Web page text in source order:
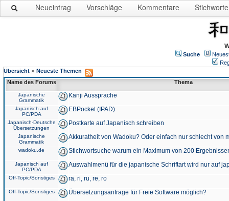
Neueintrag Vorschläge Kommentare Stichworte
Suche
Übersicht » Neueste Themen
Name des Forums
Thema
Japanische
Grammatik
Kanji Aussprache
Japanisch auf
PC/PDA
EBPocket (IPAD)
Japanisch-Deutsche
Übersetzungen
Postkarte auf Japanisch schreiben
Japanische
Grammatik
Akkuratheit von Wadoku? Oder einfach nur schlecht von
wadoku.de Stichwortsuche warum ein Maximum von 200
Japanisch auf
PC/PDA
Auswahlmenü für die japanische Schriftart wird nur auf
Off-Topic/Sonstiges ra, ri, ru, re, ro
Off-Topic/Sonstiges Übersetzungsanfrage für Freie Software möglich?